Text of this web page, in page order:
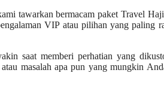
tawarkan bermacam paket Travel
VIP atau pilihan yang paling
saat memberi perhatian yang
masalah apa pun yang mungkin